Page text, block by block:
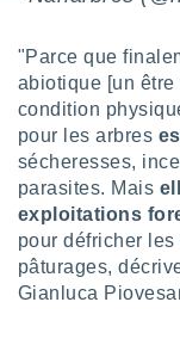
la
sur le
et que
ne
"Parce que
abiotique [un
condition
pour les arbres
sécheresses,
parasites. Mais
exploitations
pour défricher
pâturages,
Gianluca